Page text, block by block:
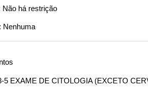
Não há restrição
Nenhuma
5 EXAME DE CITOLOGIA (EXCETO